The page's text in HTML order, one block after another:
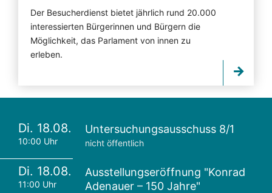
Der Besucherdienst bietet jährlich rund 20.000
interessierten Bürgerinnen und Bürgern die
Möglichkeit, das Parlament von innen zu
erleben.
Di. 18.08.
10:00 Uhr
Untersuchungsausschuss 8/1
nicht öffentlich
Di. 18.08.
11:00 Uhr
Ausstellungseröffnung "Konrad
Adenauer – 150 Jahre"